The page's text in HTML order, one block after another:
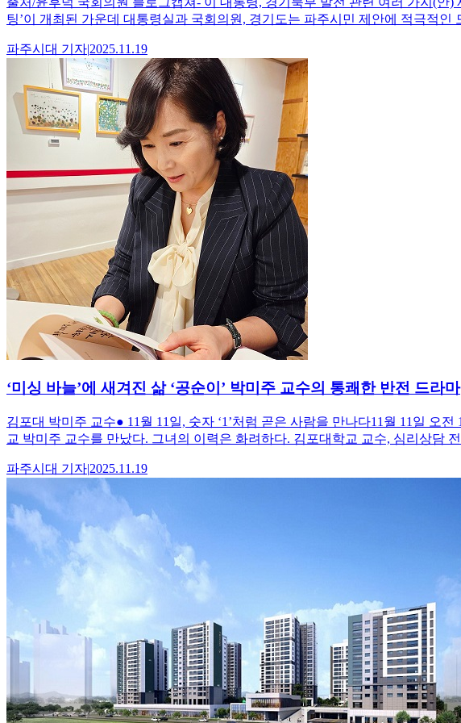
팅’이 개최된 가운데 대통령실과 국회의원, 경기도는 파주시민 제안에 적극적
파주시대 기자|2025.11.19
‘미싱 바늘’에 새겨진 삶 ‘공순이’ 박미주 교수의 통쾌한 반전 드라마
김포대 박미주 교수● 11월 11일, 숫자 ‘1’처럼 곧은 사람을 만나다11월 11일 오
교 박미주 교수를 만났다. 그녀의 이력은 화려하다. 김포대학교 교수, 심리상담
파주시대 기자|2025.11.19